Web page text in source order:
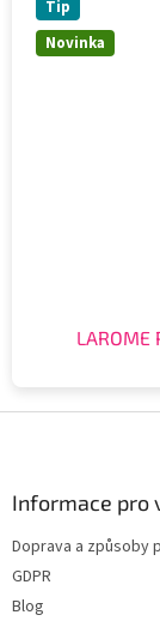
Novinka
Tip
LAROME
Informace pro
Doprava a způsoby
GDPR
Blog